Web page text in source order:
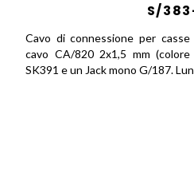
S/
Cavo di connessione per casse
cavo CA/820 2x1,5 mm
SK391 e un Jack mono G/187.